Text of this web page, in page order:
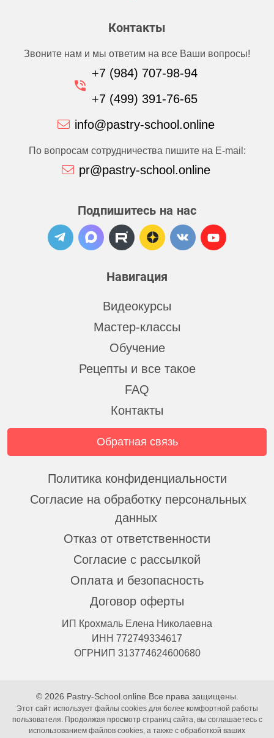
Навигация
Видеокурсы
Мастер-классы
Обучение
Рецепты и все такое
FAQ
Контакты
Контакты
Звоните нам и мы ответим на все Ваши вопросы!
+7 (984) 707-98-94
+7 (499) 391-76-65
info@pastry-school.online
По вопросам сотрудничества пишите на E-mail:
pr@pastry-school.online
Подпишитесь на нас
Обратная связь
Политика конфиденциальности
Согласие на обработку персональных
данных
Отказ от ответственности
Согласие с рассылкой
Оплата и безопасность
Договор оферты
ИП Крохмаль Елена Николаевна
ИНН 772749334617
ОГРНИП 313774624600680
© 2026 Pastry-School.online Все права защищены.
Этот сайт использует файлы cookies для более комфортной работы
пользователя. Продолжая просмотр страниц сайта, вы соглашаетесь с
использованием файлов cookies, а также с обработкой ваших